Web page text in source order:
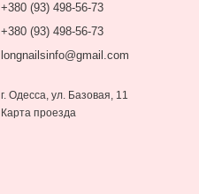
+380 (93) 498-56-73
+380 (93) 498-56-73
longnailsinfo@gmail.com
г. Одесса, ул. Базовая, 11
Карта проезда